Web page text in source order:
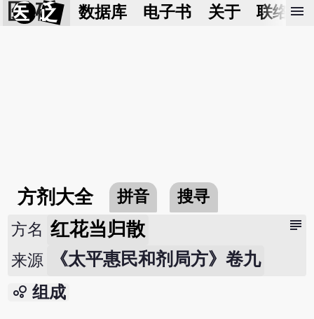
医 砭 数据库 电子书 关于 联络我
menu
方剂大全 拼音 搜寻
subject
方名 红花当归散
来源 《太平惠民和剂局方》卷九
bubble_chart 组成